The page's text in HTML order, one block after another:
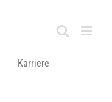
Karriere